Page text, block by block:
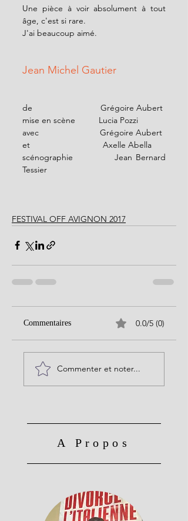
Une pièce à voir absolument à tout
âge, c'est si rare.
J'ai beaucoup aimé.
Jean Michel Gautier
de                             Grégoire Aubert
mise en scène          Lucia Pozzi
avec                          Grégoire Aubert
et                               Axelle Abella
scénographie           Jean Bernard
Tessier
FESTIVAL OFF AVIGNON 2017
Commentaires 0.0/5 (0)
Commenter et noter...
A Propos